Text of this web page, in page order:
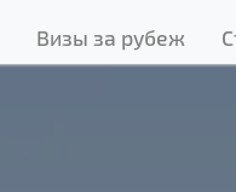
Визы за рубеж